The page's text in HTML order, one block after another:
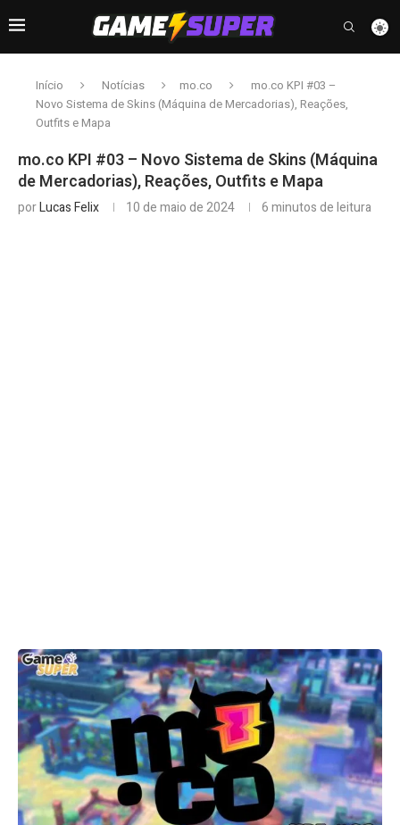
Início Notícias mo.co
mo.co KPI #03 –
Novo Sistema de Skins (Máquina de Mercadorias), Reações,
Outfits e Mapa
mo.co KPI #03 – Novo Sistema de Skins (Máquina
de Mercadorias), Reações, Outfits e Mapa
porLucas Felix 10 de maio de 2024 6 minutos de leitura